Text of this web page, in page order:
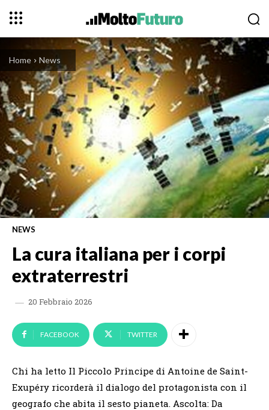
Home News
NEWS
La cura italiana per i corpi
extraterrestri
20 Febbraio 2026
FACEBOOK TWITTER
Chi ha letto Il Piccolo Principe di Antoine de Saint-
Exupéry ricorderà il dialogo del protagonista con il
geografo che abita il sesto pianeta. Ascolta: Da